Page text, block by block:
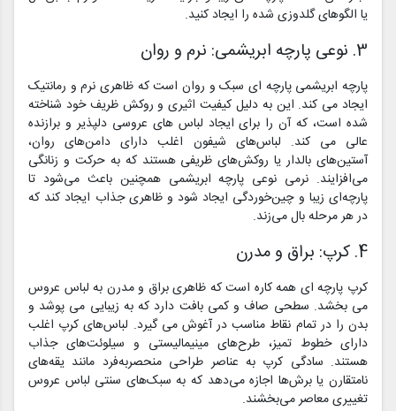
یا الگوهای گلدوزی شده را ایجاد کنید.
3. نوعی پارچه ابریشمی: نرم و روان
پارچه ابریشمی پارچه ای سبک و روان است که ظاهری نرم و رمانتیک
ایجاد می کند. این به دلیل کیفیت اثیری و روکش ظریف خود شناخته
شده است، که آن را برای ایجاد لباس های عروسی دلپذیر و برازنده
عالی می کند. لباس‌های شیفون اغلب دارای دامن‌های روان،
آستین‌های بالدار یا روکش‌های ظریفی هستند که به حرکت و زنانگی
می‌افزایند. نرمی نوعی پارچه ابریشمی همچنین باعث می‌شود تا
پارچه‌ای زیبا و چین‌خوردگی ایجاد شود و ظاهری جذاب ایجاد کند که
در هر مرحله بال می‌زند.
4. کرپ: براق و مدرن
کرپ پارچه ای همه کاره است که ظاهری براق و مدرن به لباس عروس
می بخشد. سطحی صاف و کمی بافت دارد که به زیبایی می پوشد و
بدن را در تمام نقاط مناسب در آغوش می گیرد. لباس‌های کرپ اغلب
دارای خطوط تمیز، طرح‌های مینیمالیستی و سیلوئت‌های جذاب
هستند. سادگی کرپ به عناصر طراحی منحصربه‌فرد مانند یقه‌های
نامتقارن یا برش‌ها اجازه می‌دهد که به سبک‌های سنتی لباس عروس
تغییری معاصر می‌بخشند.